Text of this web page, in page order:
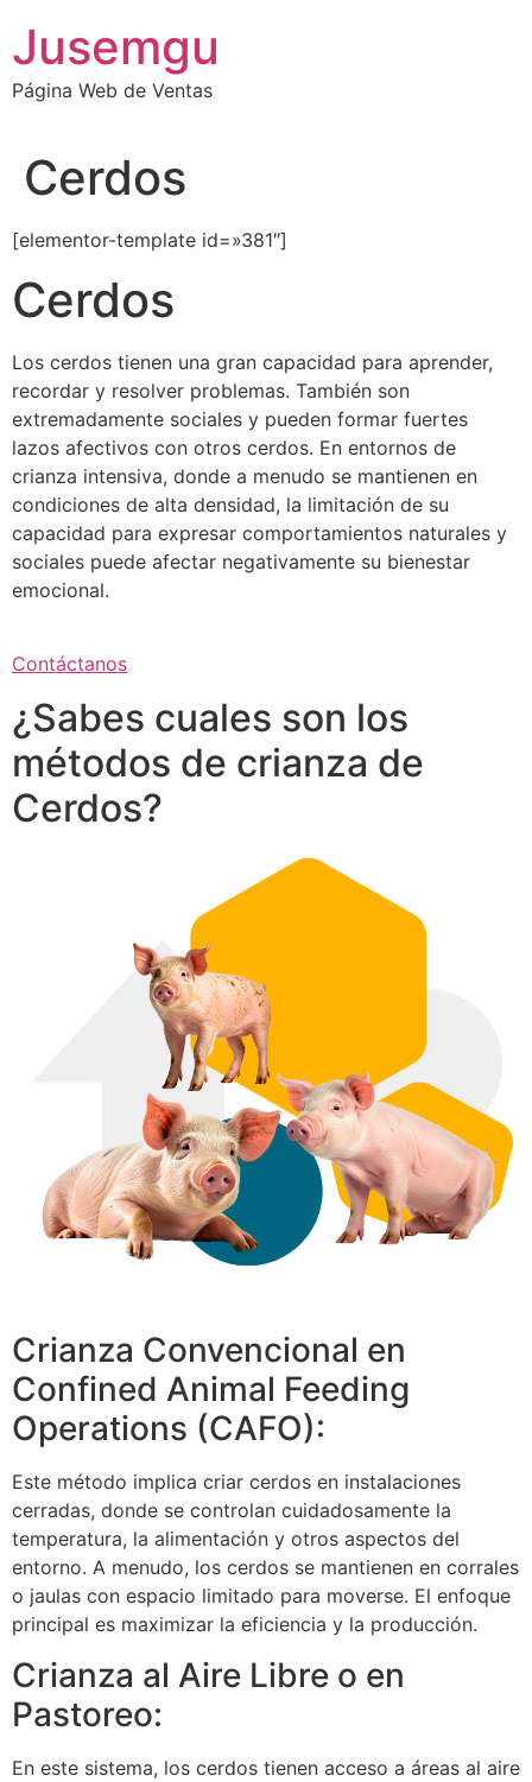
contenido
Jusemgu
Página Web de Ventas
Cerdos
[elementor-template id=»381″]
Cerdos
Los cerdos tienen una gran capacidad para aprender,
recordar y resolver problemas. También son
extremadamente sociales y pueden formar fuertes
lazos afectivos con otros cerdos. En entornos de
crianza intensiva, donde a menudo se mantienen en
condiciones de alta densidad, la limitación de su
capacidad para expresar comportamientos naturales y
sociales puede afectar negativamente su bienestar
emocional.
Contáctanos
¿Sabes cuales son los
métodos de crianza de
Cerdos?
Crianza Convencional en
Confined Animal Feeding
Operations (CAFO):
Este método implica criar cerdos en instalaciones
cerradas, donde se controlan cuidadosamente la
temperatura, la alimentación y otros aspectos del
entorno. A menudo, los cerdos se mantienen en corrales
o jaulas con espacio limitado para moverse. El enfoque
principal es maximizar la eficiencia y la producción.
Crianza al Aire Libre o en
Pastoreo:
En este sistema, los cerdos tienen acceso a áreas al aire